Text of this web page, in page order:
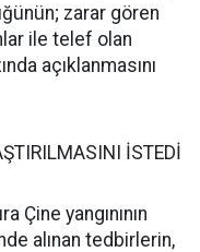
zarar gören
ile telef olan
açıklanmasını
İSTEDİ
Çine yangınının
alınan tedbirlerin,